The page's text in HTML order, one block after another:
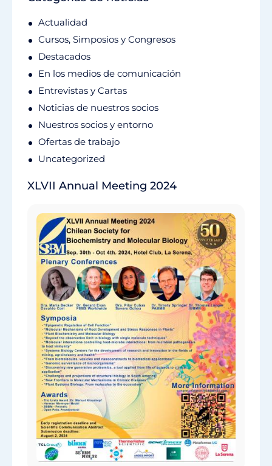
Actualidad
Cursos, Simposios y Congresos
Destacados
En los medios de comunicación
Entrevistas y Cartas
Noticias de nuestros socios
Nuestros socios y entorno
Ofertas de trabajo
Uncategorized
XLVII Annual Meeting 2024